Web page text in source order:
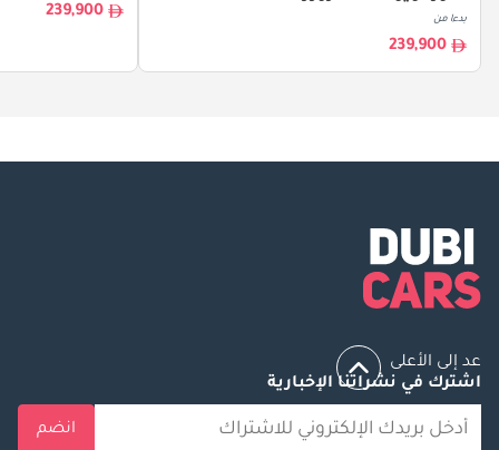
بدءا من
239,900
239,900
عد إلى الأعلى
اشترك في نشراتنا الإخبارية
انضم